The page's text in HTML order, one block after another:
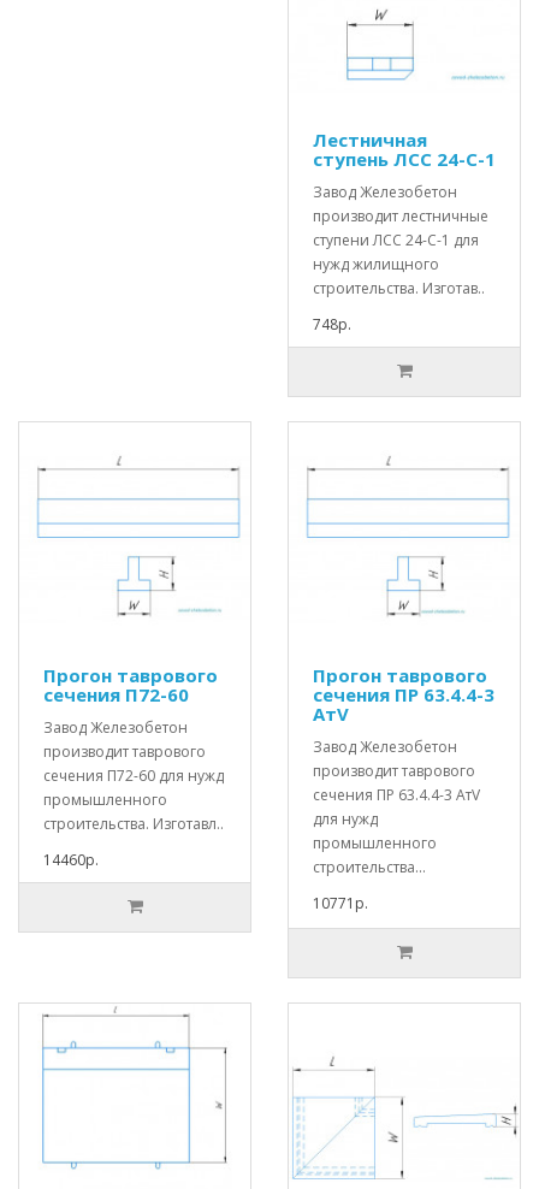
Лестничная
ступень ЛСС 24-С-1
Завод Железобетон
производит лестничные
ступени ЛСС 24-С-1 для
нужд жилищного
строительства. Изготав..
748р.
Прогон таврового
сечения П72-60
Завод Железобетон
производит таврового
сечения П72-60 для нужд
промышленного
строительства. Изготавл..
14460р.
Прогон таврового
сечения ПР 63.4.4-3
АтV
Завод Железобетон
производит таврового
сечения ПР 63.4.4-3 АтV
для нужд
промышленного
строительства...
10771р.